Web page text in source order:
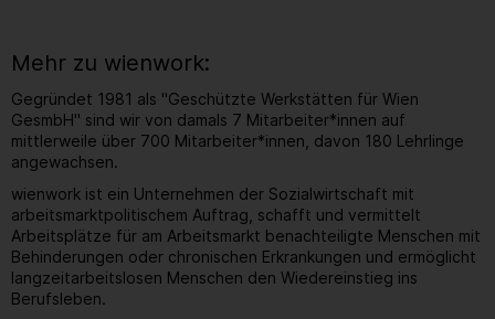
Mehr zu wienwork:
Gegründet 1981 als "Geschützte Werkstätten für Wien
GesmbH" sind wir von damals 7 Mitarbeiter*innen auf
mittlerweile über 700 Mitarbeiter*innen, davon 180 Lehrlinge
angewachsen.
wienwork ist ein Unternehmen der Sozialwirtschaft mit
arbeitsmarktpolitischem Auftrag, schafft und vermittelt
Arbeitsplätze für am Arbeitsmarkt benachteiligte Menschen mit
Behinderungen oder chronischen Erkrankungen und ermöglicht
langzeitarbeitslosen Menschen den Wiedereinstieg ins
Berufsleben.